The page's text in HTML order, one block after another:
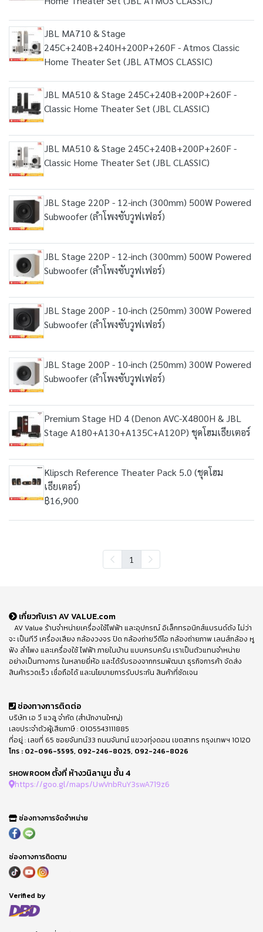
JBL MA710 & Stage
245C+240B+240H+200P+260F - Atmos Classic
Home Theater Set (JBL ATMOS CLASSIC)
JBL MA510 & Stage 245C+240B+200P+260F -
Classic Home Theater Set (JBL CLASSIC)
JBL MA510 & Stage 245C+240B+200P+260F -
Classic Home Theater Set (JBL CLASSIC)
JBL Stage 220P - 12-inch (300mm) 500W Powered
Subwoofer (ลำโพงซับวูฟเฟอร์)
JBL Stage 220P - 12-inch (300mm) 500W Powered
Subwoofer (ลำโพงซับวูฟเฟอร์)
JBL Stage 200P - 10-inch (250mm) 300W Powered
Subwoofer (ลำโพงซับวูฟเฟอร์)
JBL Stage 200P - 10-inch (250mm) 300W Powered
Subwoofer (ลำโพงซับวูฟเฟอร์)
Premium Stage HD 4 (Denon AVC-X4800H & JBL
Stage A180+A130+A135C+A120P) ชุดโฮมเธียเตอร์
Klipsch Reference Theater Pack 5.0 (ชุดโฮม
เธียเตอร์)
฿16,900
1
เกี่ยวกับเรา AV VALUE.com
AV Value ร้านจำหน่ายเครื่องใช้ไฟฟ้า และอุปกรณ์ อิเล็กทรอนิกส์แบรนด์ดัง ไม่ว่า
จะ เป็นทีวี เครื่องเสียง กล้องวงจร ปิด กล้องถ่ายวีดีโอ กล้องถ่ายภาพ เลนส์กล้อง หู
ฟัง ลำโพง และเครื่องใช้ ไฟฟ้า ภายในบ้าน แบบครบครัน เราเป็นตัวแทนจำหน่าย
อย่างเป็นทางการ ในหลายยี่ห้อ และได้รับรองจากกรมพัฒนา ธุรกิจการค้า จัดส่ง
สินค้ารวดเร็ว เชื่อถือได้ และนโยบายการรับประกัน สินค้าที่ชัดเจน
ช่องทางการติดต่อ
บริษัท เอ วี แวลู จำกัด (สำนักงานใหญ่)
เลขประจำตัวผู้เสียภาษี : 0105543111885
ที่อยู่ : เลขที่ 65 ซอยจันทน์33 ถนนจันทน์ แขวงทุ่งดอน เขตสาทร กรุงเทพฯ 10120
โทร : 02-096-5595, 092-246-8025, 092-246-8026
SHOWROOM ตั้งที่ ห้างวนิลามูน ชั้น 4
https://goo.gl/maps/UwVnbRuY3swA719z6
ช่องทางการจัดจำหน่าย
ช่องทางการติดตาม
Verified by